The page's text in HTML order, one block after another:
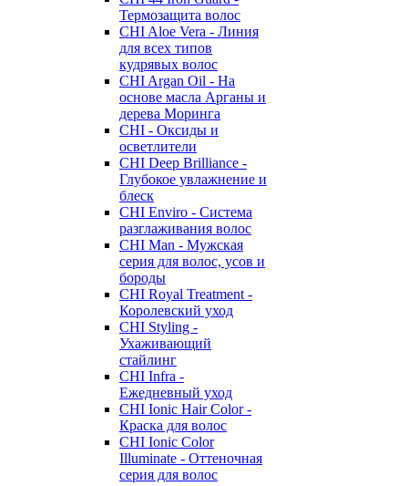
Термозащита волос
CHI Aloe Vera - Линия
для всех типов
кудрявых волос
CHI Argan Oil - На
основе масла Арганы и
дерева Моринга
CHI - Оксиды и
осветлители
CHI Deep Brilliance -
Глубокое увлажнение и
блеск
CHI Enviro - Система
разглаживания волос
CHI Man - Мужская
серия для волос, усов и
бороды
CHI Royal Treatment -
Королевский уход
CHI Styling -
Ухаживающий
стайлинг
CHI Infra -
Ежедневный уход
CHI Ionic Hair Color -
Краска для волос
CHI Ionic Color
Illuminate - Оттеночная
серия для волос